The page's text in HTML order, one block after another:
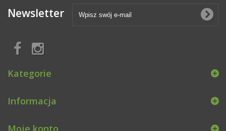
Newsletter
Kategorie
Informacja
Moje konto